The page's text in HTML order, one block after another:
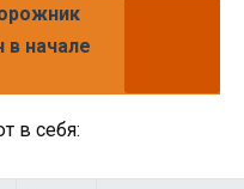
в начале
в себя: